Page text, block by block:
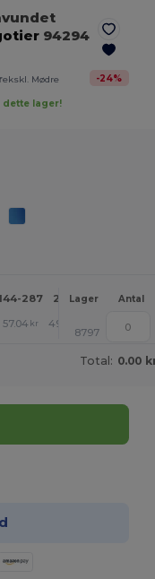
94294
ekskl. Mødre -24%
dette lager!
287 288 + Mere
Lager Antal
57.04 kr 49.40
8797
Total: 0.00